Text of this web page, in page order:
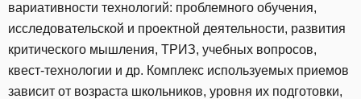
вариативности технологий: проблемного обучения,
исследовательской и проектной деятельности, развития
критического мышления, ТРИЗ, учебных вопросов,
квест-технологии и др. Комплекс используемых приемов
зависит от возраста школьников, уровня их подготовки,